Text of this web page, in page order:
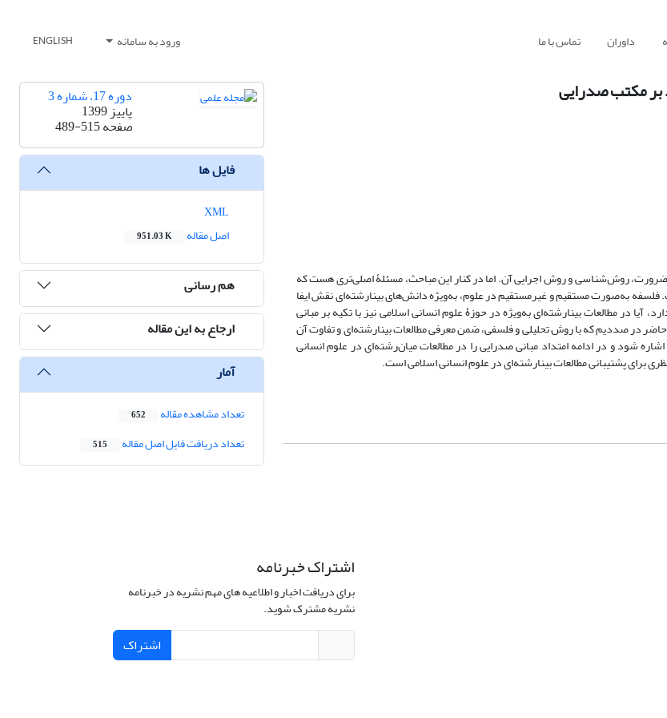
داوران تماس با ما ورود به سامانه ENGLISH
بر مکتب صدرایی
روش‌شناسی و روش اجرایی آن. اما در کنار این مباحث، مسئلۀ اصلی‌تری هست که
فلسفه به‌صورت مستقیم و غیرمستقیم در علوم، به‌ویژه دانش‌های بینارشته‌ای نقش ایفا
در مطالعات بینارشته‌ای به‌ویژه در حوزۀ علوم انسانی اسلامی نیز با تکیه بر مبانی
در صددیم که با روش تحلیلی و فلسفی، ضمن معرفی مطالعات بینارشته‌ای و تفاوت آن
شود و در ادامه امتداد مبانی صدرایی را در مطالعات میان‌رشته‌ای در علوم انسانی
برای پشتیبانی مطالعات بینارشته‌ای در علوم انسانی اسلامی است.
دوره 17، شماره 3
پاییز 1399
صفحه489-515
فایل ها
اصل مقاله
951.03 K
هم رسانی
ارجاع به این مقاله
آمار
تعداد مشاهده مقاله 652
تعداد دریافت فایل اصل مقاله 515
اشتراک خبرنامه
برای دریافت اخبار و اطلاعیه های مهم نشریه در خبرنامه
نشریه مشترک شوید.
اشتراک